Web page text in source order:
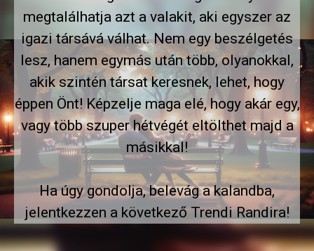
megtalálhatja azt a valakit, aki egyszer az
igazi társává válhat. Nem egy beszélgetés
lesz, hanem egymás után több, olyanokkal,
akik szintén társat keresnek, lehet, hogy
éppen Önt! Képzelje maga elé, hogy akár egy,
vagy több szuper hétvégét eltölthet majd a
másikkal!
Ha úgy gondolja, belevág a kalandba,
jelentkezzen a következő Trendi Randira!